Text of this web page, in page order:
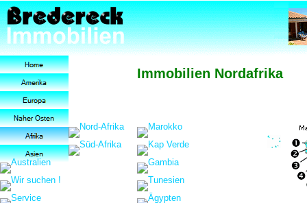
Immobilien Nordafrika